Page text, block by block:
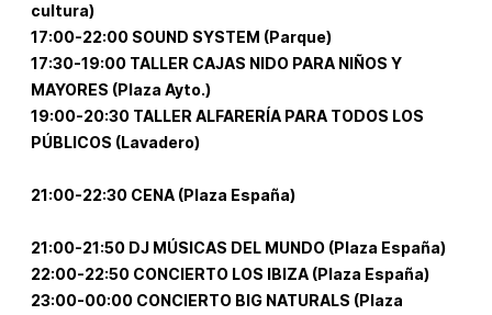
cultura)
17:00-22:00 SOUND SYSTEM (Parque)
17:30-19:00 TALLER CAJAS NIDO PARA NIÑOS Y
MAYORES (Plaza Ayto.)
19:00-20:30 TALLER ALFARERÍA PARA TODOS LOS
PÚBLICOS (Lavadero)
21:00-22:30 CENA (Plaza España)
21:00-21:50 DJ MÚSICAS DEL MUNDO (Plaza España)
22:00-22:50 CONCIERTO LOS IBIZA (Plaza España)
23:00-00:00 CONCIERTO BIG NATURALS (Plaza